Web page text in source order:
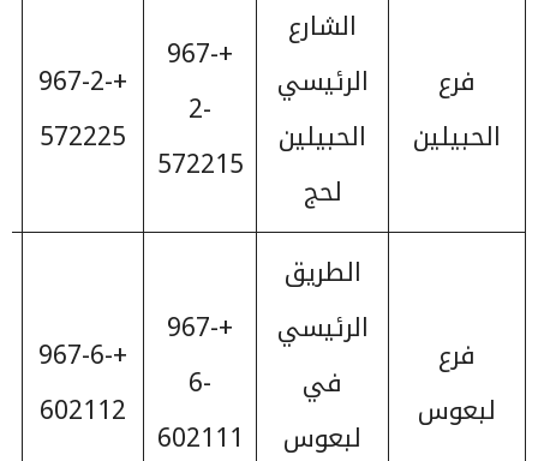
فرع
الحبيلين
الشارع
الرئيسي
الحبيلين
لحج
+967-
2-
572215
+967-2-
572225
فرع
لبعوس
الطريق
الرئيسي
في
لبعوس
+967-
6-
602111
+967-6-
602112